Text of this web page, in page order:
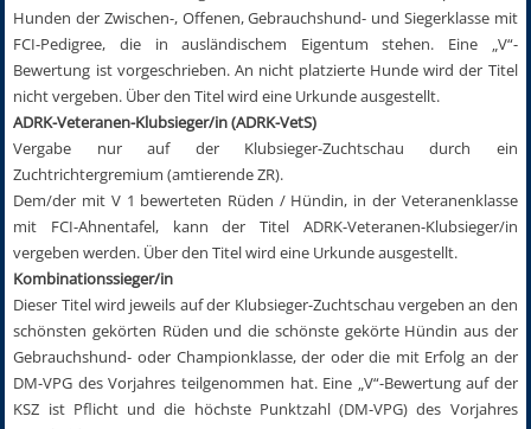
Hunden der Zwischen-, Offenen, Gebrauchshund- und Siegerklasse mit
FCI-Pedigree, die in ausländischem Eigentum stehen. Eine „V“-
Bewertung ist vorgeschrieben. An nicht platzierte Hunde wird der Titel
nicht vergeben. Über den Titel wird eine Urkunde ausgestellt.
ADRK-Veteranen-Klubsieger/in (ADRK-VetS)
Vergabe nur auf der Klubsieger-Zuchtschau durch ein
Zuchtrichtergremium (amtierende ZR).
Dem/der mit V 1 bewerteten Rüden / Hündin, in der Veteranenklasse
mit FCI-Ahnentafel, kann der Titel ADRK-Veteranen-Klubsieger/in
vergeben werden. Über den Titel wird eine Urkunde ausgestellt.
Kombinationssieger/in
Dieser Titel wird jeweils auf der Klubsieger-Zuchtschau vergeben an den
schönsten gekörten Rüden und die schönste gekörte Hündin aus der
Gebrauchshund- oder Championklasse, der oder die mit Erfolg an der
DM-VPG des Vorjahres teilgenommen hat. Eine „V“-Bewertung auf der
KSZ ist Pflicht und die höchste Punktzahl (DM-VPG) des Vorjahres